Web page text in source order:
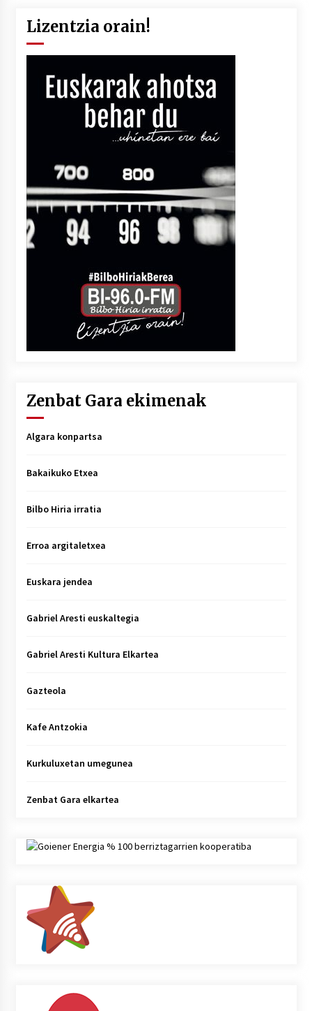
Lizentzia orain!
Zenbat Gara ekimenak
Algara konpartsa
Bakaikuko Etxea
Bilbo Hiria irratia
Erroa argitaletxea
Euskara jendea
Gabriel Aresti euskaltegia
Gabriel Aresti Kultura Elkartea
Gazteola
Kafe Antzokia
Kurkuluxetan umegunea
Zenbat Gara elkartea